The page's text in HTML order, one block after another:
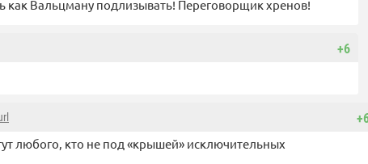
как Вальцману подлизывать! Переговорщик хренов!
+6
любого, кто не под «крышей» исключительных